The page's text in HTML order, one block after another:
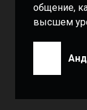
общение,
высшем